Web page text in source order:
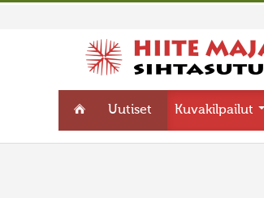
Uutiset Kuvakilpailut